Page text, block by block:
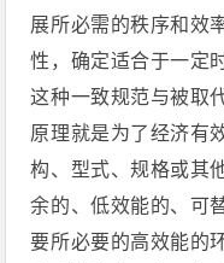
展所必需的秩序和效
性，确定适合于一定
这种一致规范与被取
原理就是为了经济有
构、型式、规格或其
余的、低效能的、可
要所必要的高效能的